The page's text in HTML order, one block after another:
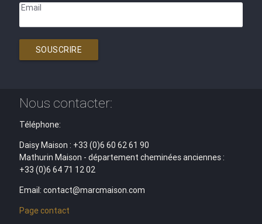
Email
SOUSCRIRE
Nous contacter:
Téléphone:
Daisy Maison : +33 (0)6 60 62 61 90
Mathurin Maison - département cheminées anciennes :
+33 (0)6 64 71 12 02
Email: contact@marcmaison.com
Page contact